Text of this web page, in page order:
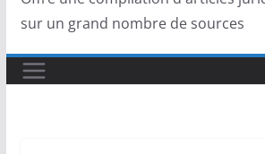
sur un grand nombre de sources